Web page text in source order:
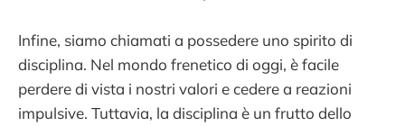
Infine, siamo chiamati a possedere uno spirito di
disciplina. Nel mondo frenetico di oggi, è facile
perdere di vista i nostri valori e cedere a reazioni
impulsive. Tuttavia, la disciplina è un frutto dello